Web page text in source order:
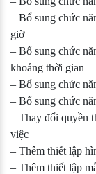
– Bổ sung chức
giờ
– Bổ sung chức
khoảng thời gian
– Bổ sung chức
– Bổ sung chức
– Thay đổi quyền
việc
– Thêm thiết lập
– Thêm thiết lập